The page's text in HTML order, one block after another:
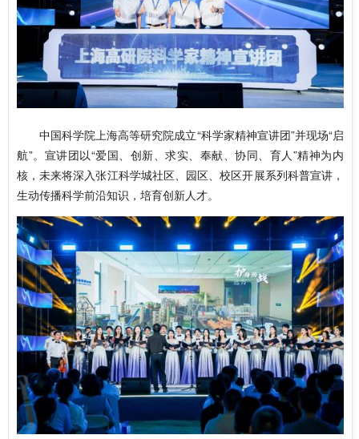
中国科学院上海高等研究院成立“科学家精神宣讲团”并现场“启
航”。宣讲团以“爱国、创新、求实、奉献、协同、育人”精神为内
核，未来将深入张江科学城社区、园区、校区开展系列科普宣讲，
生动传播科学前沿知识，培育创新人才。